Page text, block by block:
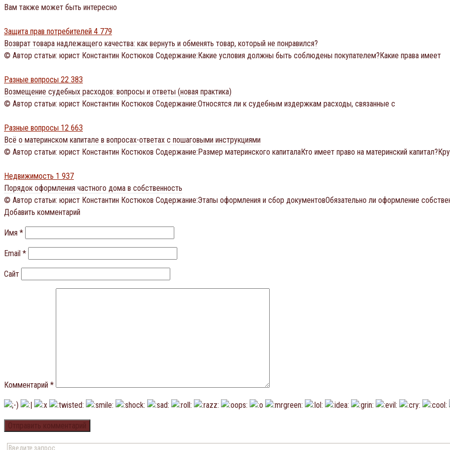
Вам также может быть интересно
Защита прав потребителей 4 779
Возврат товара надлежащего качества: как вернуть и обменять товар, который не понравился?
© Автор статьи: юрист Константин Костюков Содержание:Какие условия должны быть соблюдены покупателем?Какие права имеет
Разные вопросы 22 383
Возмещение судебных расходов: вопросы и ответы (новая практика)
© Автор статьи: юрист Константин Костюков Содержание:Относятся ли к судебным издержкам расходы, связанные с
Разные вопросы 12 663
Всё о материнском капитале в вопросах-ответах с пошаговыми инструкциями
© Автор статьи: юрист Константин Костюков Содержание:Размер материнского капиталаКто имеет право на материнский
Недвижимость 1 937
Порядок оформления частного дома в собственность
© Автор статьи: юрист Константин Костюков Содержание:Этапы оформления и сбор документовОбязательно ли оформление
Добавить комментарий
Имя *
Email *
Сайт
Комментарий *